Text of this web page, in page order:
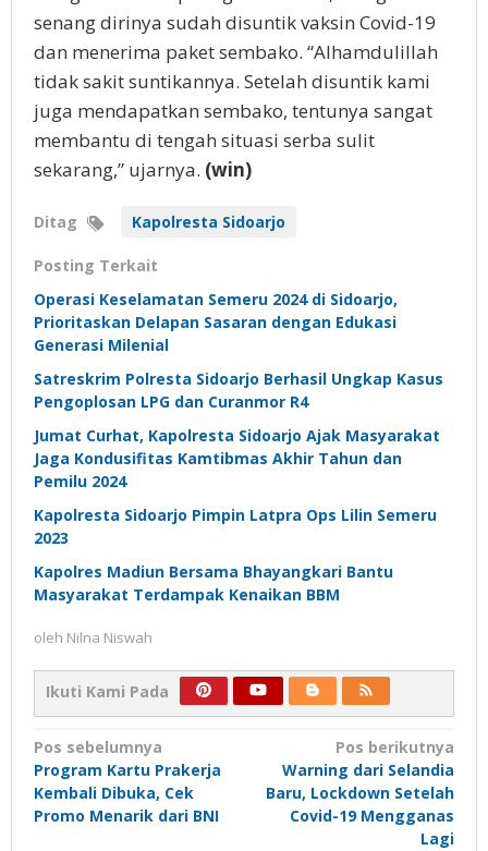
senang dirinya sudah disuntik vaksin Covid-19
dan menerima paket sembako. “Alhamdulillah
tidak sakit suntikannya. Setelah disuntik kami
juga mendapatkan sembako, tentunya sangat
membantu di tengah situasi serba sulit
sekarang,” ujarnya. (win)
Ditag Kapolresta Sidoarjo
Posting Terkait
Operasi Keselamatan Semeru 2024 di Sidoarjo,
Prioritaskan Delapan Sasaran dengan Edukasi
Generasi Milenial
Satreskrim Polresta Sidoarjo Berhasil Ungkap Kasus
Pengoplosan LPG dan Curanmor R4
Jumat Curhat, Kapolresta Sidoarjo Ajak Masyarakat
Jaga Kondusifitas Kamtibmas Akhir Tahun dan
Pemilu 2024
Kapolresta Sidoarjo Pimpin Latpra Ops Lilin Semeru
2023
Kapolres Madiun Bersama Bhayangkari Bantu
Masyarakat Terdampak Kenaikan BBM
oleh Nilna Niswah
Ikuti Kami Pada
Navigasi
pos
Pos sebelumnya
Program Kartu Prakerja
Kembali Dibuka, Cek
Promo Menarik dari BNI
Pos berikutnya
Warning dari Selandia
Baru, Lockdown Setelah
Covid-19 Mengganas
Lagi